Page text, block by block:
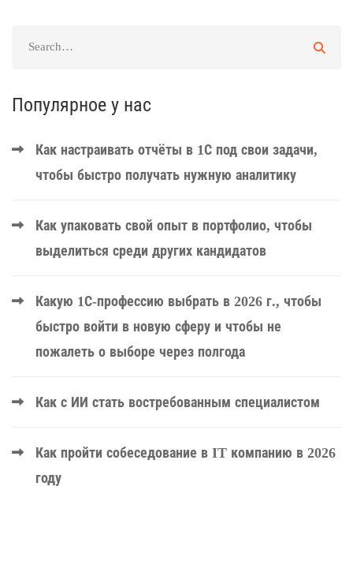
Популярное у нас
Как настраивать отчёты в 1С под свои задачи,
чтобы быстро получать нужную аналитику
Как упаковать свой опыт в портфолио, чтобы
выделиться среди других кандидатов
Какую 1С-профессию выбрать в 2026 г., чтобы
быстро войти в новую сферу и чтобы не
пожалеть о выборе через полгода
Как с ИИ стать востребованным специалистом
Как пройти собеседование в IT компанию в 2026
году